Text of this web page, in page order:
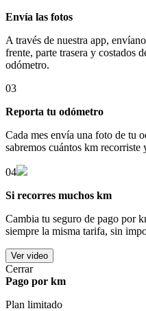
Envía las fotos
A través de nuestra app,
frente, parte trasera y costados
odómetro.
03
Reporta tu odómetro
Cada mes envía una foto de tu
sabremos cuántos km recorriste
04
Si recorres muchos km
Cambia tu seguro de pago por
siempre la misma tarifa, sin
Ver video
Cerrar
Pago por km
Plan limitado